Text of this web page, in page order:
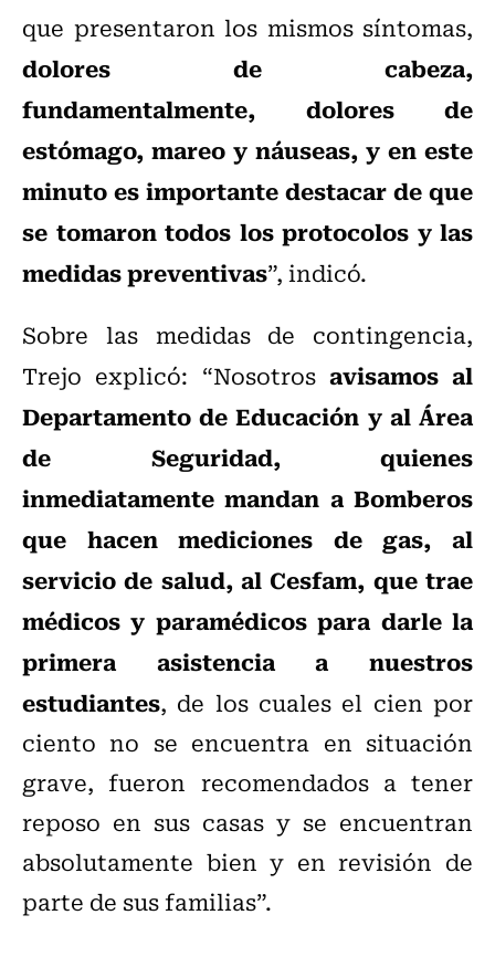
que presentaron los mismos síntomas,
dolores de cabeza,
fundamentalmente, dolores de
estómago, mareo y náuseas, y en este
minuto es importante destacar de que
se tomaron todos los protocolos y las
medidas preventivas”, indicó.
Sobre las medidas de contingencia,
Trejo explicó: “Nosotrosavisamos al
Departamento de Educación y al Área
de Seguridad, quienes
inmediatamente mandan a Bomberos
que hacen mediciones de gas, al
servicio de salud, al Cesfam, que trae
médicos y paramédicos para darle la
primera asistencia a nuestros
estudiantes, de los cuales el cien por
ciento no se encuentra en situación
grave, fueron recomendados a tener
reposo en sus casas y se encuentran
absolutamente bien y en revisión de
parte de sus familias”.